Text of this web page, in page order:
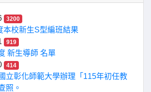
3200
本校新生S型編班結果
919
新生導師 名單
414
立彰化師範大學辦理「115年初任教
照。